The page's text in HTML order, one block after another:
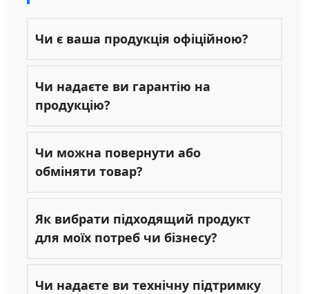
Чи є ваша продукція офіційною?
Чи надаєте ви гарантію на
продукцію?
Чи можна повернути або
обміняти товар?
Як вибрати підходящий продукт
для моїх потреб чи бізнесу?
Чи надаєте ви технічну підтримку